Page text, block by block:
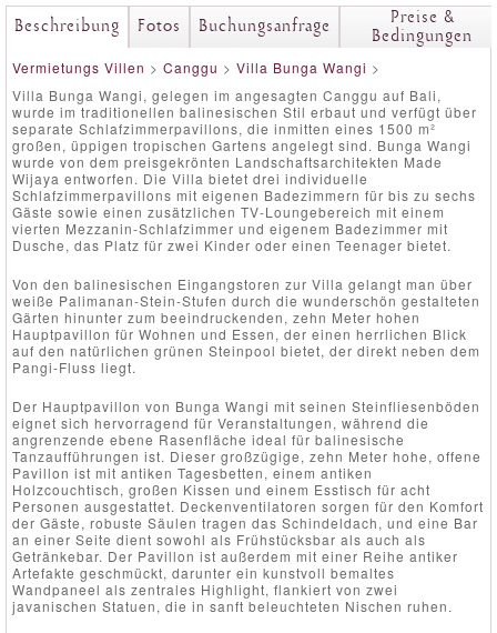
Beschreibung Fotos Buchungsanfrage
Preise &
Bedingungen
Vermietungs Villen > Canggu > Villa Bunga Wangi >
Villa Bunga Wangi, gelegen im angesagten Canggu auf Bali,
wurde im traditionellen balinesischen Stil erbaut und verfügt über
separate Schlafzimmerpavillons, die inmitten eines 1500 m²
großen, üppigen tropischen Gartens angelegt sind. Bunga Wangi
wurde von dem preisgekrönten Landschaftsarchitekten Made
Wijaya entworfen. Die Villa bietet drei individuelle
Schlafzimmerpavillons mit eigenen Badezimmern für bis zu sechs
Gäste sowie einen zusätzlichen TV-Loungebereich mit einem
vierten Mezzanin-Schlafzimmer und eigenem Badezimmer mit
Dusche, das Platz für zwei Kinder oder einen Teenager bietet.
Von den balinesischen Eingangstoren zur Villa gelangt man über
weiße Palimanan-Stein-Stufen durch die wunderschön gestalteten
Gärten hinunter zum beeindruckenden, zehn Meter hohen
Hauptpavillon für Wohnen und Essen, der einen herrlichen Blick
auf den natürlichen grünen Steinpool bietet, der direkt neben dem
Pangi-Fluss liegt.
Der Hauptpavillon von Bunga Wangi mit seinen Steinfliesenböden
eignet sich hervorragend für Veranstaltungen, während die
angrenzende ebene Rasenfläche ideal für balinesische
Tanzaufführungen ist. Dieser großzügige, zehn Meter hohe, offene
Pavillon ist mit antiken Tagesbetten, einem antiken
Holzcouchtisch, großen Kissen und einem Esstisch für acht
Personen ausgestattet. Deckenventilatoren sorgen für den Komfort
der Gäste, robuste Säulen tragen das Schindeldach, und eine Bar
an einer Seite dient sowohl als Frühstücksbar als auch als
Getränkebar. Der Pavillon ist außerdem mit einer Reihe antiker
Artefakte geschmückt, darunter ein kunstvoll bemaltes
Wandpaneel als zentrales Highlight, flankiert von zwei
javanischen Statuen, die in sanft beleuchteten Nischen ruhen.